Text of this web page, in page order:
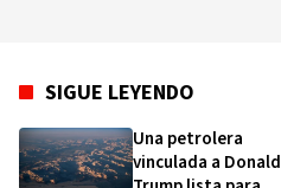
SIGUE LEYENDO
Una petrolera
vinculada a Donald